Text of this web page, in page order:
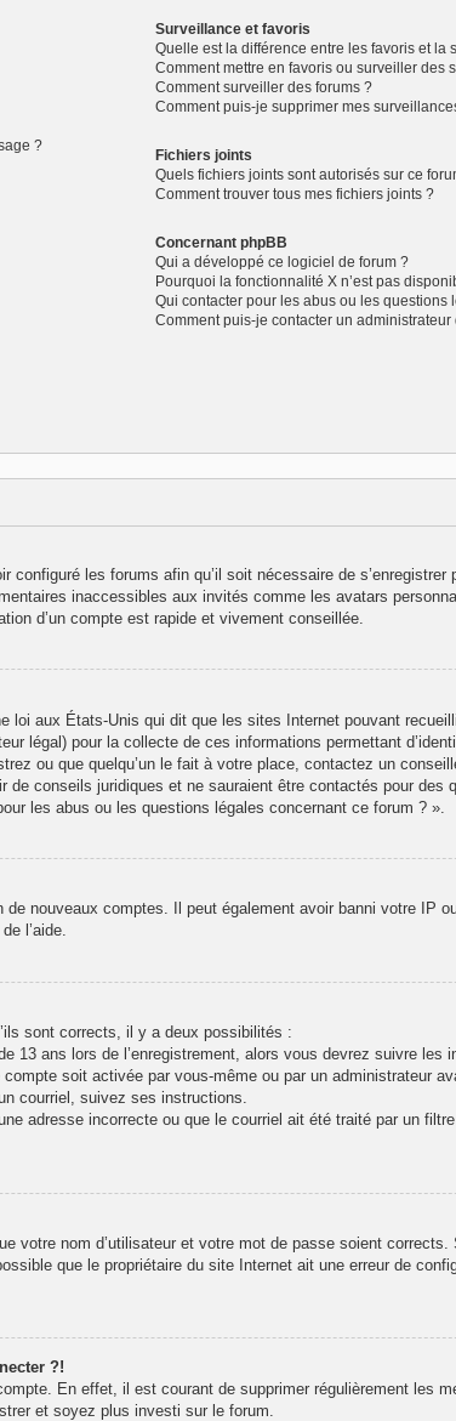
?
Surveillance et favoris
Quelle est la différence entre les favoris et la
Comment mettre en favoris ou surveiller des
Comment surveiller des forums ?
Comment puis-je supprimer mes
Fichiers joints
Quels fichiers joints sont autorisés sur ce
Comment trouver tous mes fichiers joints ?
Concernant phpBB
Qui a développé ce logiciel de forum ?
Pourquoi la fonctionnalité X n’est pas
Qui contacter pour les abus ou les questions
Comment puis-je contacter un administrateur
les forums afin qu’il soit nécessaire de s’enregistrer
inaccessibles aux invités comme les avatars
d’un compte est rapide et vivement conseillée.
loi aux États-Unis qui dit que les sites Internet pouvant
légal) pour la collecte de ces informations permettant
ou que quelqu’un le fait à votre place, contactez un
conseils juridiques et ne sauraient être contactés pour des
les abus ou les questions légales concernant ce forum ? ».
nouveaux comptes. Il peut également avoir banni votre IP
l’aide.
sont corrects, il y a deux possibilités :
ans lors de l’enregistrement, alors vous devrez suivre les
soit activée par vous-même ou par un administrateur
courriel, suivez ses instructions.
adresse incorrecte ou que le courriel ait été traité par un
votre nom d’utilisateur et votre mot de passe soient
que le propriétaire du site Internet ait une erreur de
?!
En effet, il est courant de supprimer régulièrement les
et soyez plus investi sur le forum.